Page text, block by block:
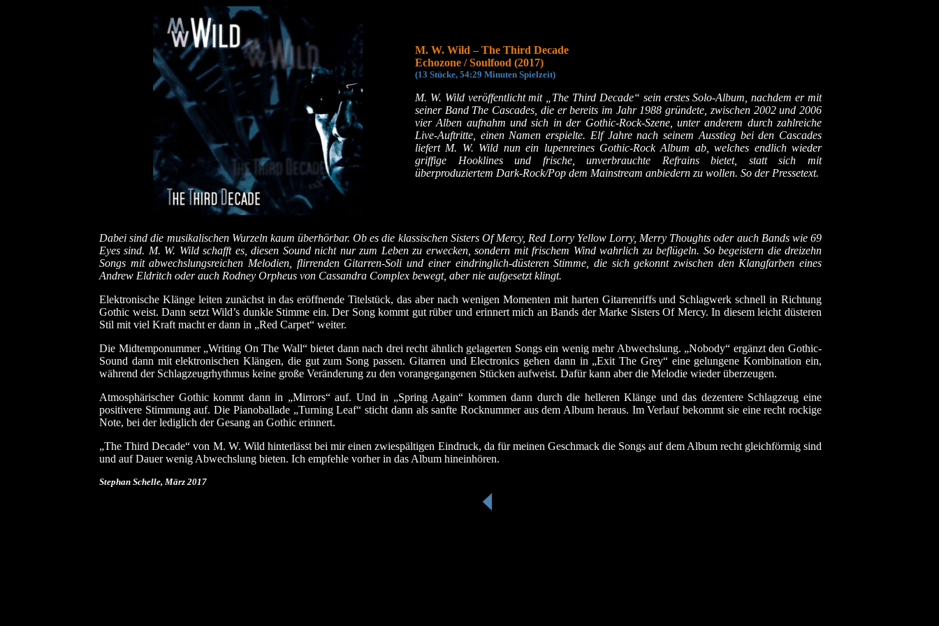
M. W. Wild – The Third Decade
Echozone / Soulfood (2017)
(13 Stücke, 54:29 Minuten Spielzeit)
M. W. Wild veröffentlicht mit „The Third Decade“ sein erstes Solo-Album, nachdem er mit
seiner Band The Cascades, die er bereits im Jahr 1988 gründete, zwischen 2002 und 2006
vier Alben aufnahm und sich in der Gothic-Rock-Szene, unter anderem durch zahlreiche
Live-Auftritte, einen Namen erspielte. Elf Jahre nach seinem Ausstieg bei den Cascades
liefert M. W. Wild nun ein lupenreines Gothic-Rock Album ab, welches endlich wieder
griffige Hooklines und frische, unverbrauchte Refrains bietet, statt sich mit
überproduziertem Dark-Rock/Pop dem Mainstream anbiedern zu wollen. So der Pressetext.
Dabei sind die musikalischen Wurzeln kaum überhörbar. Ob es die klassischen Sisters Of Mercy, Red Lorry Yellow Lorry, Merry Thoughts oder auch Bands wie 69
Eyes sind. M. W. Wild schafft es, diesen Sound nicht nur zum Leben zu erwecken, sondern mit frischem Wind wahrlich zu beflügeln. So begeistern die dreizehn
Songs mit abwechslungsreichen Melodien, flirrenden Gitarren-Soli und einer eindringlich-düsteren Stimme, die sich gekonnt zwischen den Klangfarben eines
Andrew Eldritch oder auch Rodney Orpheus von Cassandra Complex bewegt, aber nie aufgesetzt klingt.
Elektronische Klänge leiten zunächst in das eröffnende Titelstück, das aber nach wenigen Momenten mit harten Gitarrenriffs und Schlagwerk schnell in Richtung
Gothic weist. Dann setzt Wild’s dunkle Stimme ein. Der Song kommt gut rüber und erinnert mich an Bands der Marke Sisters Of Mercy. In diesem leicht düsteren
Stil mit viel Kraft macht er dann in „Red Carpet“ weiter.
Die Midtemponummer „Writing On The Wall“ bietet dann nach drei recht ähnlich gelagerten Songs ein wenig mehr Abwechslung. „Nobody“ ergänzt den Gothic-
Sound dann mit elektronischen Klängen, die gut zum Song passen. Gitarren und Electronics gehen dann in „Exit The Grey“ eine gelungene Kombination ein,
während der Schlagzeugrhythmus keine große Veränderung zu den vorangegangenen Stücken aufweist. Dafür kann aber die Melodie wieder überzeugen.
Atmosphärischer Gothic kommt dann in „Mirrors“ auf. Und in „Spring Again“ kommen dann durch die helleren Klänge und das dezentere Schlagzeug eine
positivere Stimmung auf. Die Pianoballade „Turning Leaf“ sticht dann als sanfte Rocknummer aus dem Album heraus. Im Verlauf bekommt sie eine recht rockige
Note, bei der lediglich der Gesang an Gothic erinnert.
„The Third Decade“ von M. W. Wild hinterlässt bei mir einen zwiespältigen Eindruck, da für meinen Geschmack die Songs auf dem Album recht gleichförmig sind
und auf Dauer wenig Abwechslung bieten. Ich empfehle vorher in das Album hineinhören.
Stephan Schelle, März 2017